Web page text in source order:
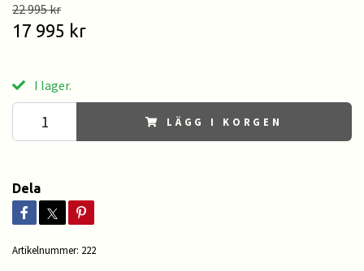
22 995 kr
17 995 kr
I lager.
LÄGG I KORGEN
Dela
Artikelnummer: 222